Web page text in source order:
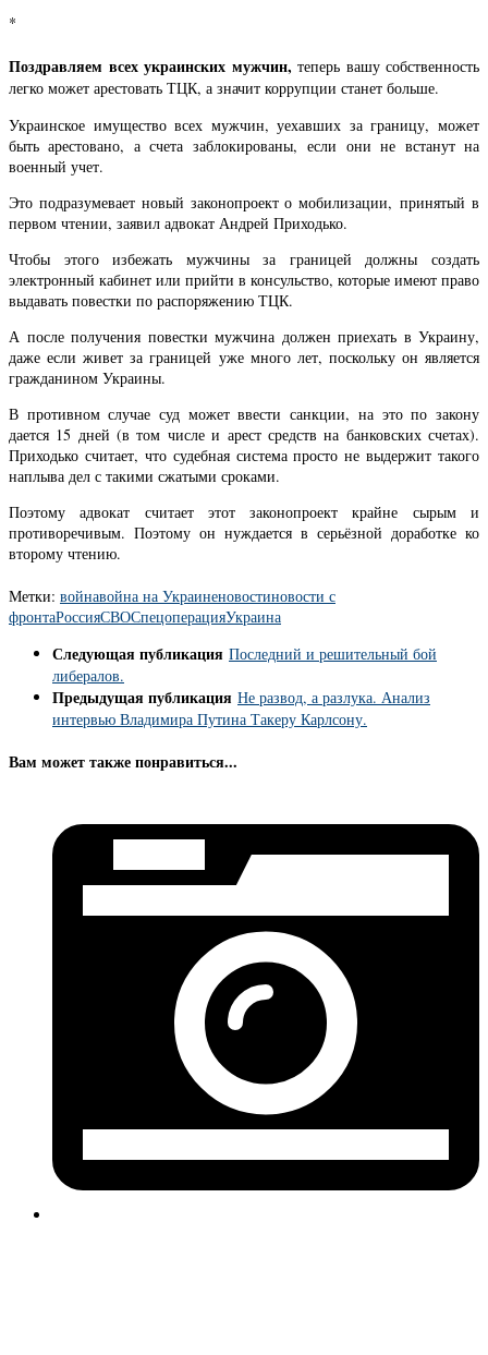
*
Поздравляем всех украинских мужчин, теперь вашу собственность
легко может арестовать ТЦК, а значит коррупции станет больше.
Украинское имущество всех мужчин, уехавших за границу, может
быть арестовано, а счета заблокированы, если они не встанут на
военный учет.
Это подразумевает новый законопроект о мобилизации, принятый в
первом чтении, заявил адвокат Андрей Приходько.
Чтобы этого избежать мужчины за границей должны создать
электронный кабинет или прийти в консульство, которые имеют право
выдавать повестки по распоряжению ТЦК.
А после получения повестки мужчина должен приехать в Украину,
даже если живет за границей уже много лет, поскольку он является
гражданином Украины.
В противном случае суд может ввести санкции, на это по закону
дается 15 дней (в том числе и арест средств на банковских счетах).
Приходько считает, что судебная система просто не выдержит такого
наплыва дел с такими сжатыми сроками.
Поэтому адвокат считает этот законопроект крайне сырым и
противоречивым. Поэтому он нуждается в серьёзной доработке ко
второму чтению.
Метки: войнавойна на Украиненовостиновости с
фронтаРоссияСВОСпецоперацияУкраина
Следующая публикация Последний и решительный бой
либералов.
Предыдущая публикация Не развод, а разлука. Анализ
интервью Владимира Путина Такеру Карлсону.
Вам может также понравиться...